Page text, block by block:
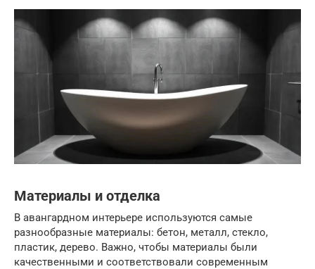
Материалы и отделка
В авангардном интерьере используются самые
разнообразные материалы: бетон, металл, стекло,
пластик, дерево. Важно, чтобы материалы были
качественными и соответствовали современным